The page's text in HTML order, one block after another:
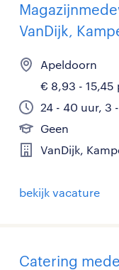
VanDijk,
Apeldoorn
€ 8,93 - 15,45
24 - 40 uur, 3
Geen
VanDijk,
bekijk vacature
Catering